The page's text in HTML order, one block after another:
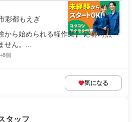
彩都もえぎ
から始められる軽作業】 応募時点
せん。...
+8個
気になる
タッフ